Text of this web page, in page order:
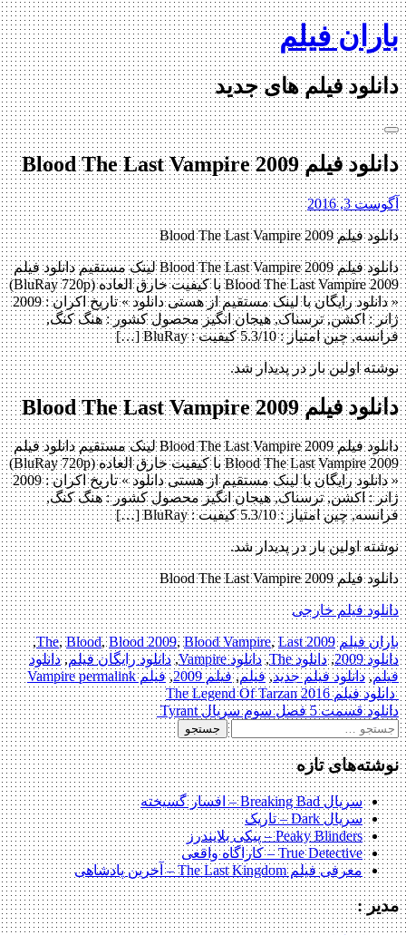
Skip
to
content
باران فیلم
دانلود فیلم های جدید
دانلود فیلم Blood The Last Vampire 2009
آگوست 3, 2016
دانلود فیلم Blood The Last Vampire 2009
دانلود فیلم Blood The Last Vampire 2009 لینک مستقیم دانلود فیلم
Blood The Last Vampire 2009 با کیفیت خارق العاده (BluRay 720p)
« دانلود رایگان با لینک مستقیم از هستی دانلود » تاریخ اکران : 2009
ژانر : اکشن, ترسناک, هیجان انگیز محصول کشور : هنگ کنگ,
فرانسه, چین امتیاز : 5.3/10 کیفیت : BluRay […]
نوشته اولین بار در پدیدار شد.
دانلود فیلم Blood The Last Vampire 2009
دانلود فیلم Blood The Last Vampire 2009 لینک مستقیم دانلود فیلم
Blood The Last Vampire 2009 با کیفیت خارق العاده (BluRay 720p)
« دانلود رایگان با لینک مستقیم از هستی دانلود » تاریخ اکران : 2009
ژانر : اکشن, ترسناک, هیجان انگیز محصول کشور : هنگ کنگ,
فرانسه, چین امتیاز : 5.3/10 کیفیت : BluRay […]
نوشته اولین بار در پدیدار شد.
دانلود فیلم Blood The Last Vampire 2009
دانلود فیلم خارجی
باران فیلم 2009 The
,Blood,Blood 2009,Blood Vampire, Last
,
دانلود 2009
,دانلود The ,دانلود Vampire ,دانلود رایگان فیلم,دانلود
فیلم, دانلود فیلم جدید, فیلم,فیلم 2009 , فیلم Vampirepermalink
Post
navigation
دانلود فیلم The Legend Of Tarzan 2016
دانلود قسمت 5 فصل سوم سریال Tyrant
جستجو
برای:
نوشته‌های تازه
سریال Breaking Bad – افسار گسیخته
سریال Dark – تاریک
Peaky Blinders – پیکی بلایندرز
True Detective – کاراگاه واقعی
معرفی فیلم The Last Kingdom – آخرین پادشاهی
مدیر :